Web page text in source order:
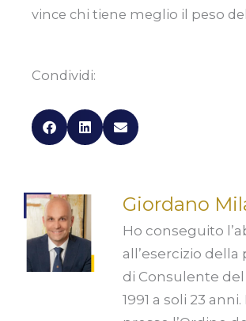
vince chi tiene meglio il peso
Condividi:
Giordano
Ho conseguito
all’esercizio della
di Consulente del
1991 a soli 23